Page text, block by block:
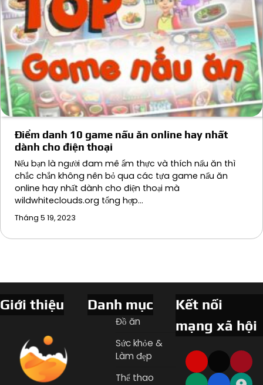
Điểm danh 10 game nấu ăn online hay nhất
dành cho điện thoại
Nếu bạn là người đam mê ẩm thực và thích nấu ăn thì
chắc chắn không nên bỏ qua các tựa game nấu ăn
online hay nhất dành cho điện thoại mà
wildwhiteclouds.org tổng hợp…
Tháng 5 19, 2023
Giới thiệu Danh mục
Đồ ăn
Sức khỏe &
Làm đẹp
Thể thao
Kết nối
mạng xã hội